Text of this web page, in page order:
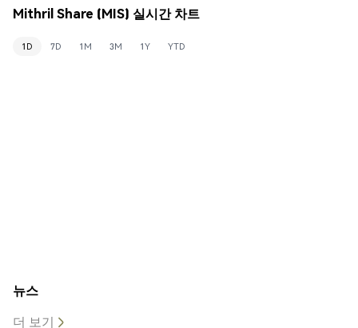
Mithril Share (MIS) 실시간 차트
1D 7D 1M 3M 1Y YTD
뉴스
더 보기